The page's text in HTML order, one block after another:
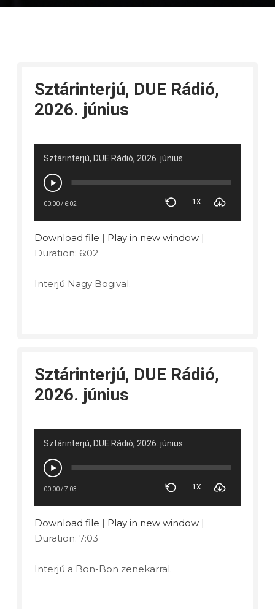
Sztárinterjú, DUE Rádió,
2026. június
Sztárinterjú, DUE Rádió, 2026. június
00:00/ 6:02 1X
Download file | Play in new window |
Duration: 6:02
Interjú Nagy Bogival.
Sztárinterjú, DUE Rádió,
2026. június
Sztárinterjú, DUE Rádió, 2026. június
00:00/7:03 1X
Download file | Play in new window |
Duration: 7:03
Interjú a Bon-Bon zenekarral.